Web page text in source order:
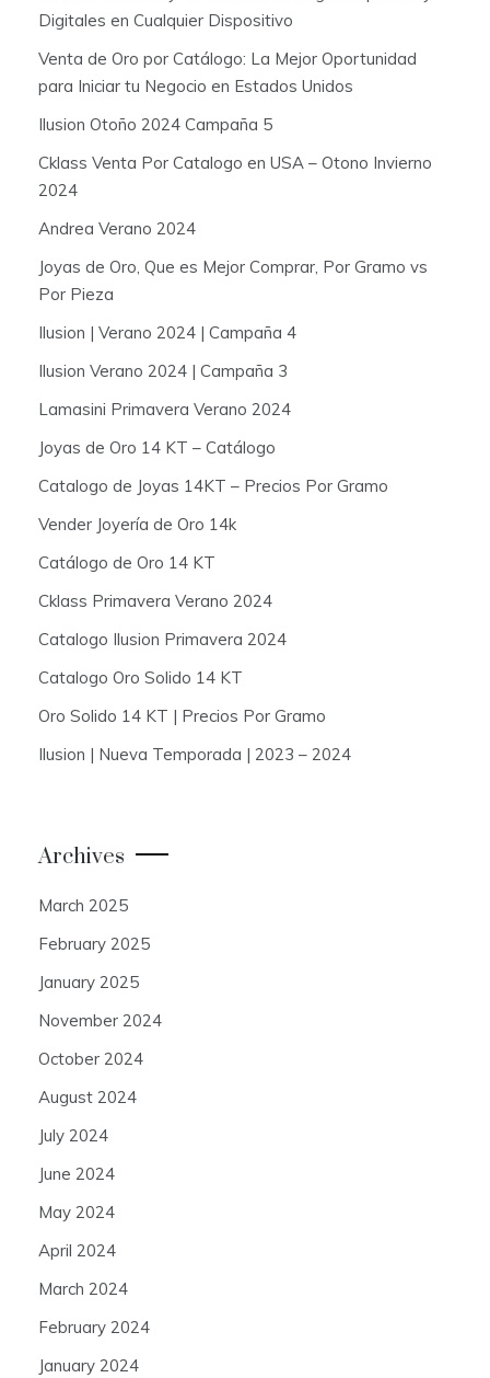
Digitales en Cualquier Dispositivo
Venta de Oro por Catálogo: La Mejor Oportunidad
para Iniciar tu Negocio en Estados Unidos
Ilusion Otoño 2024 Campaña 5
Cklass Venta Por Catalogo en USA – Otono Invierno
2024
Andrea Verano 2024
Joyas de Oro, Que es Mejor Comprar, Por Gramo vs
Por Pieza
Ilusion | Verano 2024 | Campaña 4
Ilusion Verano 2024 | Campaña 3
Lamasini Primavera Verano 2024
Joyas de Oro 14 KT – Catálogo
Catalogo de Joyas 14KT – Precios Por Gramo
Vender Joyería de Oro 14k
Catálogo de Oro 14 KT
Cklass Primavera Verano 2024
Catalogo Ilusion Primavera 2024
Catalogo Oro Solido 14 KT
Oro Solido 14 KT | Precios Por Gramo
Ilusion | Nueva Temporada | 2023 – 2024
Archives
March 2025
February 2025
January 2025
November 2024
October 2024
August 2024
July 2024
June 2024
May 2024
April 2024
March 2024
February 2024
January 2024